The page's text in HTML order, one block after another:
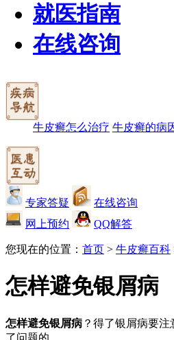
就医指南
在线咨询
牛皮癣怎么治疗 牛皮癣的病
专家答疑
在线咨询
网上预约
QQ解答
您现在的位置： 首页 > 牛皮癣百科
怎样避免银屑病
怎样避免银屑病 ？得了银屑病要
了问题的